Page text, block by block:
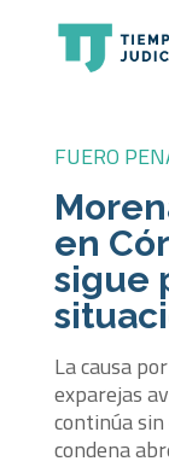
FUERO
en
sigue
La causa
exparejas
continúa
condena